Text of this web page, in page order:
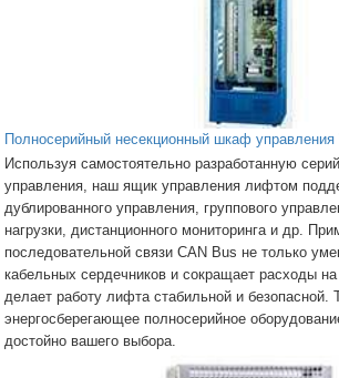
Полносерийный несекционный шкаф управления
Используя самостоятельно разработанную
управления, наш ящик управления лифтом
дублированного управления, группового
нагрузки, дистанционного мониторинга и др.
последовательной связи CAN Bus не только
кабельных сердечников и сокращает расходы
делает работу лифта стабильной и безопасной.
энергосберегающее полносерийное
достойно вашего выбора.